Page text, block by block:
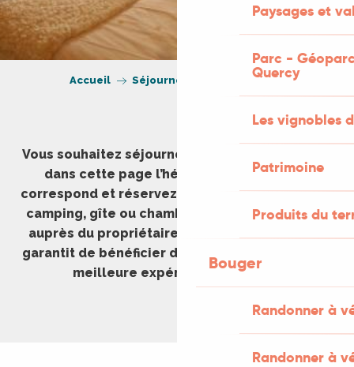
Paysages et
Parc -
Quercy
Les vignobles
Patrimoine
Produits du
Bouger
Randonner à
Randonner à
Accueil Séjourner Hébergement
Vous souhaitez séjourner dans le Lot ? Trouvez
dans cette page l’hébergement qui vous
correspond et réservez facilement votre hôtel,
camping, gîte ou chambre d’hôte directement
auprès du propriétaire dans le Lot. Ceci vous
garantit de bénéficier des meilleurs tarifs et la
meilleure expérience possible.